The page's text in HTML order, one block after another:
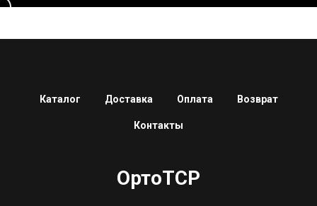
Каталог Доставка Оплата Возврат
Контакты
ОртоТСР